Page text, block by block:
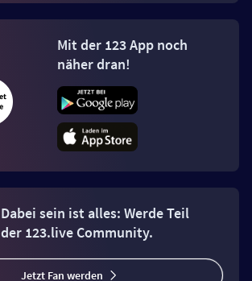
Mit der 123 App noch
näher dran!
Dabei sein ist alles: Werde Teil
der 123.live Community.
Jetzt Fan werden